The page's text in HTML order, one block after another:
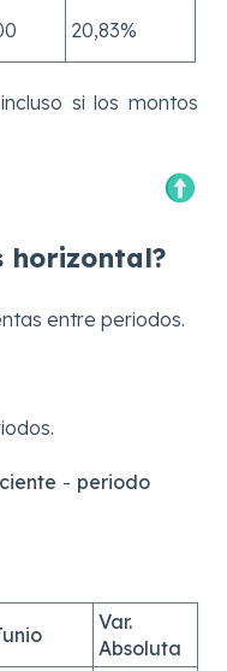
20,83%
si los montos
horizontal?
entre periodos.
- periodo
Var.
Absoluta